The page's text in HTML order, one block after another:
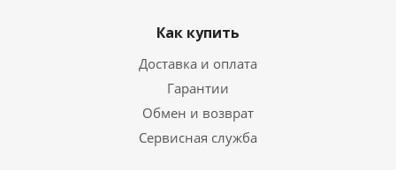
Как купить
Доставка и оплата
Гарантии
Обмен и возврат
Сервисная служба